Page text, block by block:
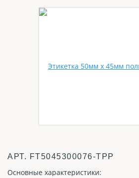
АРТ. FT5045300076-TPP
Основные характеристики: